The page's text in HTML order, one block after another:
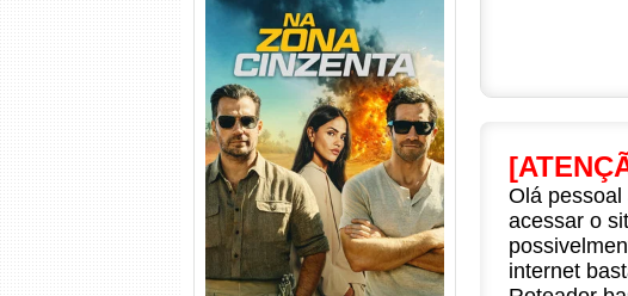
Olá
acessar o
internet
Na Zona Cinzenta Torrent
(2026) WEB-DL 1080p/4K
Dual Áudio